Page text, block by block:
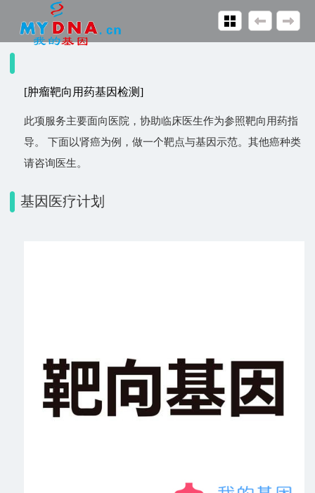
[肿瘤靶向用药基因检测]
此项服务主要面向医院，协助临床医生作为参照靶向用药指
导。 下面以肾癌为例，做一个靶点与基因示范。其他癌种类
请咨询医生。
基因医疗计划